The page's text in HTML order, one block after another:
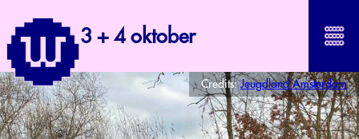
3 + 4 oktober
Credits:Jeugdland Amsterdam